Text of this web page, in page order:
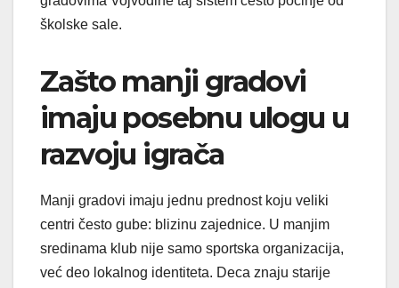
školske sale.
Zašto manji gradovi
imaju posebnu ulogu u
razvoju igrača
Manji gradovi imaju jednu prednost koju veliki
centri često gube: blizinu zajednice. U manjim
sredinama klub nije samo sportska organizacija,
već deo lokalnog identiteta. Deca znaju starije